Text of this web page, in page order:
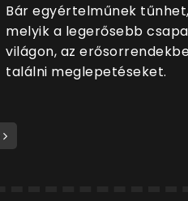
Bár egyértelműnek
melyik a legerősebb
világon, az
találni meglepetéseket.